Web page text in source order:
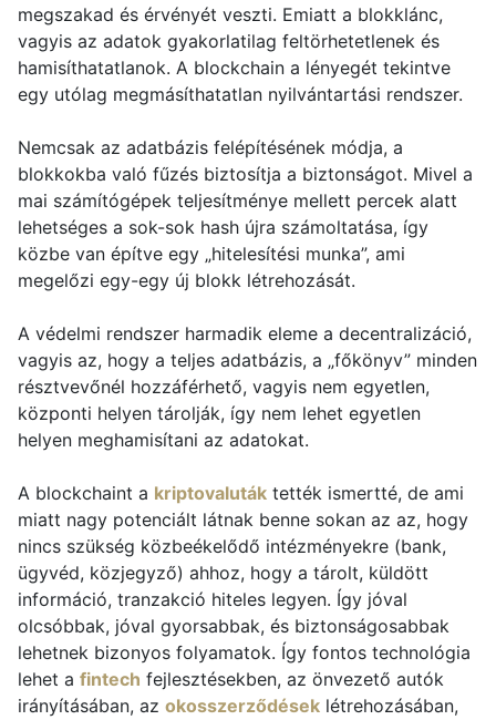
megszakad és érvényét veszti. Emiatt a blokklánc,
vagyis az adatok gyakorlatilag feltörhetetlenek és
hamisíthatatlanok. A blockchain a lényegét tekintve
egy utólag megmásíthatatlan nyilvántartási rendszer.
Nemcsak az adatbázis felépítésének módja, a
blokkokba való fűzés biztosítja a biztonságot. Mivel a
mai számítógépek teljesítménye mellett percek alatt
lehetséges a sok-sok hash újra számoltatása, így
közbe van építve egy „hitelesítési munka”, ami
megelőzi egy-egy új blokk létrehozását.
A védelmi rendszer harmadik eleme a decentralizáció,
vagyis az, hogy a teljes adatbázis, a „főkönyv” minden
résztvevőnél hozzáférhető, vagyis nem egyetlen,
központi helyen tárolják, így nem lehet egyetlen
helyen meghamisítani az adatokat.
A blockchaint a kriptovaluták tették ismertté, de ami
miatt nagy potenciált látnak benne sokan az az, hogy
nincs szükség közbeékelődő intézményekre (bank,
ügyvéd, közjegyző) ahhoz, hogy a tárolt, küldött
információ, tranzakció hiteles legyen. Így jóval
olcsóbbak, jóval gyorsabbak, és biztonságosabbak
lehetnek bizonyos folyamatok. Így fontos technológia
lehet a fintech fejlesztésekben, az önvezető autók
irányításában, az okosszerződések létrehozásában,